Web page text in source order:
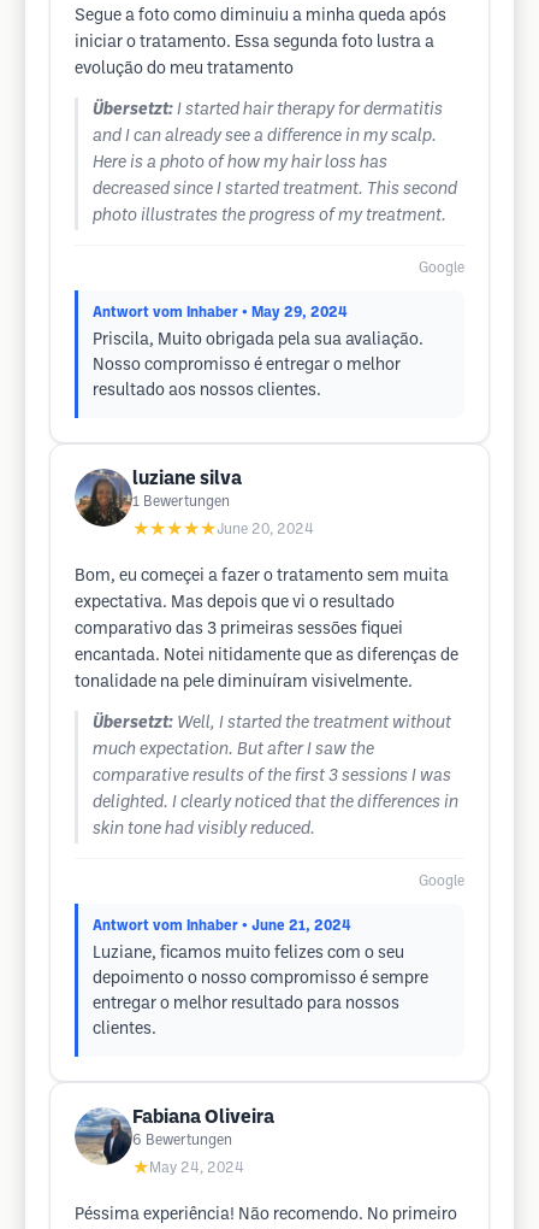
Segue a foto como diminuiu a minha queda após
iniciar o tratamento. Essa segunda foto lustra a
evolução do meu tratamento
Übersetzt: I started hair therapy for dermatitis
and I can already see a difference in my scalp.
Here is a photo of how my hair loss has
decreased since I started treatment. This second
photo illustrates the progress of my treatment.
Google
Antwort vom Inhaber • May 29, 2024
Priscila, Muito obrigada pela sua avaliação.
Nosso compromisso é entregar o melhor
resultado aos nossos clientes.
luziane silva
1 Bewertungen
★★★★★June 20, 2024
Bom, eu começei a fazer o tratamento sem muita
expectativa. Mas depois que vi o resultado
comparativo das 3 primeiras sessões fiquei
encantada. Notei nitidamente que as diferenças de
tonalidade na pele diminuíram visivelmente.
Übersetzt: Well, I started the treatment without
much expectation. But after I saw the
comparative results of the first 3 sessions I was
delighted. I clearly noticed that the differences in
skin tone had visibly reduced.
Google
Antwort vom Inhaber • June 21, 2024
Luziane, ficamos muito felizes com o seu
depoimento o nosso compromisso é sempre
entregar o melhor resultado para nossos
clientes.
Fabiana Oliveira
6 Bewertungen
★ May 24, 2024
Péssima experiência! Não recomendo. No primeiro